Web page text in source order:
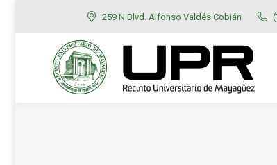
259 N Blvd. Alfonso Valdés Cobián
RUM ADMISIONES